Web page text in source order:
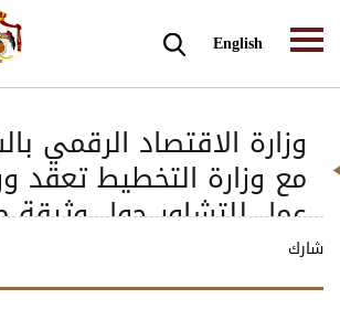
English
وزارة الاقتصاد الرقمي
مع وزارة التخطيط تعقد
عمل للتشاور حول وثيقة
المشاركة الالكترونيةشارك